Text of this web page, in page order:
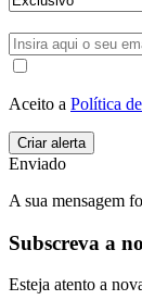
Aceito a Política
Enviado
A sua mensagem
Subscreva a
Esteja atento a